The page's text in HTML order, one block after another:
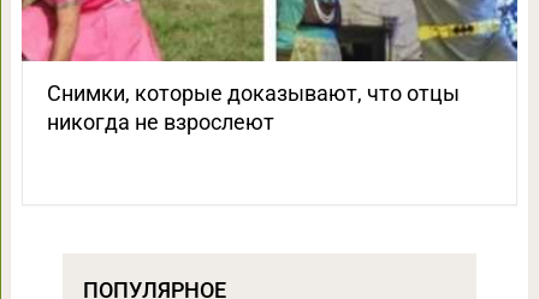
Снимки, которые доказывают, что отцы
никогда не взрослеют
ПОПУЛЯРНОЕ